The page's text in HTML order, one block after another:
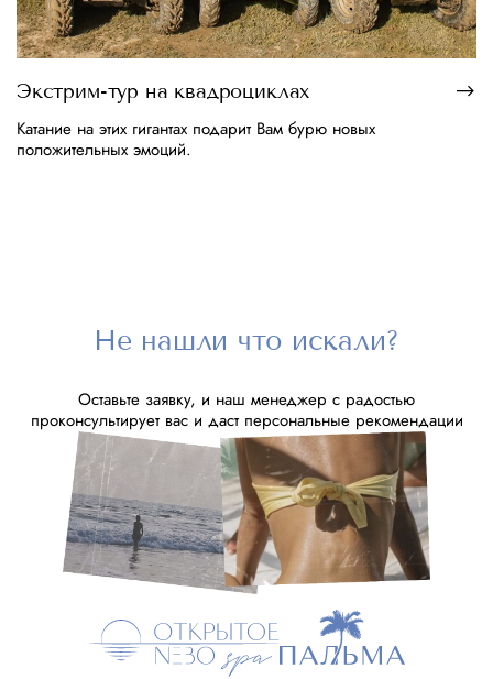
Экстрим-тур на квадроциклах
Катание на этих гигантах подарит Вам бурю новых
положительных эмоций.
Не нашли что искали?
Оставьте заявку, и наш менеджер с радостью
проконсультирует вас и даст персональные рекомендации